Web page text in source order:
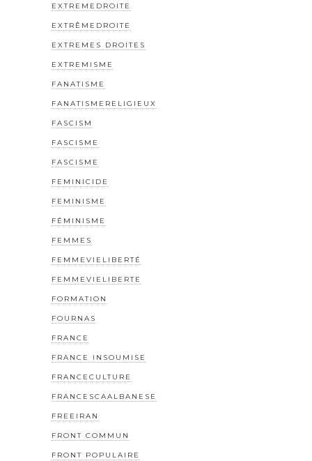
EXTREMEDROITE
EXTRÊMEDROITE
EXTREMES DROITES
EXTREMISME
FANATISME
FANATISMERELIGIEUX
FASCISM
FASCISME
FASCISME
FEMINICIDE
FEMINISME
FÉMINISME
FEMMES
FEMMEVIELIBERTÉ
FEMMEVIELIBERTE
FORMATION
FOURNAS
FRANCE
FRANCE INSOUMISE
FRANCECULTURE
FRANCESCAALBANESE
FREEIRAN
FRONT COMMUN
FRONT POPULAIRE